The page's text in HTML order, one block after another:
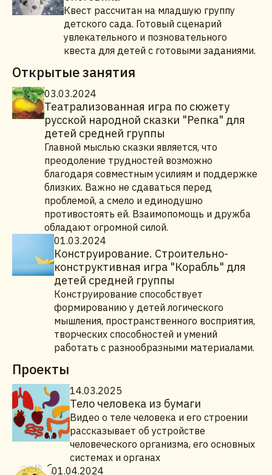
Квест рассчитан на младшую группу
детского сада. Готовый сценарий
увлекательного и позновательного
квеста для детей с готовыми заданиями.
Открытые занятия
03.03.2024
Театрализованная игра по сюжету
русской народной сказки "Репка" для
детей средней группы
Главной мыслью сказки является, что
преодоление трудностей возможно
благодаря совместным усилиям и поддержке
близких. Важно не сдаваться перед
проблемой, а смело и единодушно
противостоять ей. Взаимопомощь и дружба
обладают огромной силой.
01.03.2024
Конструирование. Строительно-
конструктивная игра "Корабль" для
детей средней группы
Конструирование способствует
формированию у детей логического
мышления, пространственного восприятия,
творческих способностей и умений
работать с разнообразными материалами.
Проекты
14.03.2025
Тело человека из бумаги
Видео о теле человека и его строении
рассказывает об устройстве
человеческого организма, его основных
системах и органах
01.04.2024